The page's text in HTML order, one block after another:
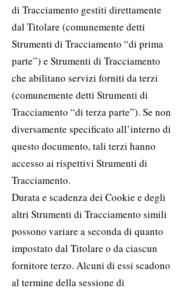
di Tracciamento gestiti direttamente
dal Titolare (comunemente detti
Strumenti di Tracciamento “di prima
parte”) e Strumenti di Tracciamento
che abilitano servizi forniti da terzi
(comunemente detti Strumenti di
Tracciamento “di terza parte”). Se non
diversamente specificato all’interno di
questo documento, tali terzi hanno
accesso ai rispettivi Strumenti di
Tracciamento.
Durata e scadenza dei Cookie e degli
altri Strumenti di Tracciamento simili
possono variare a seconda di quanto
impostato dal Titolare o da ciascun
fornitore terzo. Alcuni di essi scadono
al termine della sessione di